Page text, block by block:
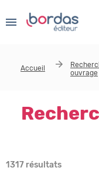
Accueil
ouvrage
1317 résultats